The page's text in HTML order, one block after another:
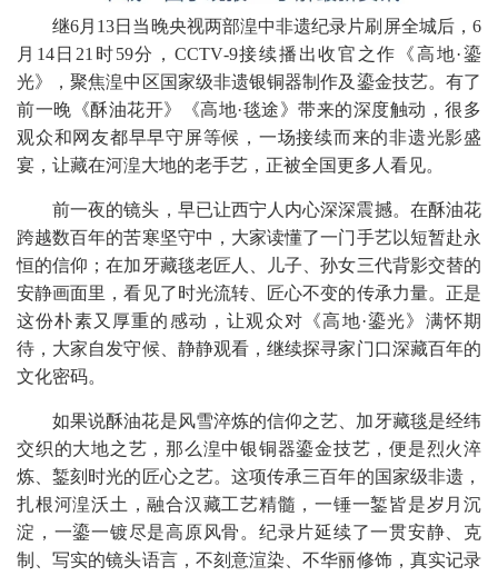
继6月13日当晚央视两部湟中非遗纪录片刷屏全城后，6
月14日21时59分，CCTV‑9接续播出收官之作《高地·鎏
光》，聚焦湟中区国家级非遗银铜器制作及鎏金技艺。有了
前一晚《酥油花开》《高地·毯途》带来的深度触动，很多
观众和网友都早早守屏等候，一场接续而来的非遗光影盛
宴，让藏在河湟大地的老手艺，正被全国更多人看见。
前一夜的镜头，早已让西宁人内心深深震撼。在酥油花
跨越数百年的苦寒坚守中，大家读懂了一门手艺以短暂赴永
恒的信仰；在加牙藏毯老匠人、儿子、孙女三代背影交替的
安静画面里，看见了时光流转、匠心不变的传承力量。正是
这份朴素又厚重的感动，让观众对《高地·鎏光》满怀期
待，大家自发守候、静静观看，继续探寻家门口深藏百年的
文化密码。
如果说酥油花是风雪淬炼的信仰之艺、加牙藏毯是经纬
交织的大地之艺，那么湟中银铜器鎏金技艺，便是烈火淬
炼、錾刻时光的匠心之艺。这项传承三百年的国家级非遗，
扎根河湟沃土，融合汉藏工艺精髓，一锤一錾皆是岁月沉
淀，一鎏一镀尽是高原风骨。纪录片延续了一贯安静、克
制、写实的镜头语言，不刻意渲染、不华丽修饰，真实记录